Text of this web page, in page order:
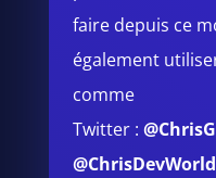
faire depuis ce
également
comme
Twitter :
@ChrisDevWorld